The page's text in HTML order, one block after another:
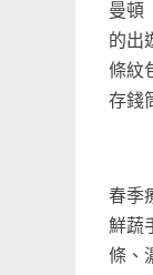
曼頓
的出
條紋
存錢
春季
鮮蔬
條、